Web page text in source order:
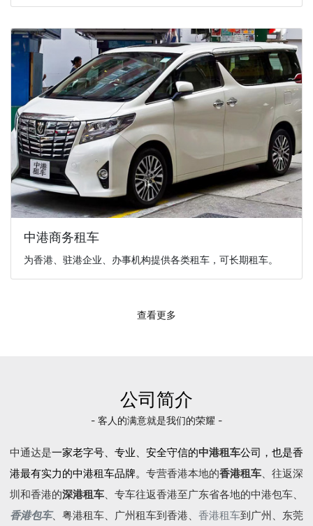
中港商务租车
为香港、驻港企业、办事机构提供各类租车，可长期租车。
查看更多
公司简介
- 客人的满意就是我们的荣耀 -
中通达是一家老字号、专业、安全守信的中港租车公司，也是香
港最有实力的中港租车品牌。 专营香港本地的香港租车、往返深
圳和香港的深港租车、专车往返香港至广东省各地的中港包车、
香港包车、 粤港租车、广州租车到香港、 香港租车到广州、东莞